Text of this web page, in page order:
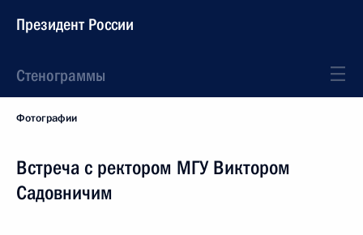
Президент России
Стенограммы
Фотографии
Встреча с ректором МГУ Виктором
Садовничим